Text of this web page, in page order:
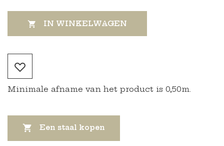
 IN WINKELWAGEN
Minimale afname van het product is 0,50m.
 Een staal kopen